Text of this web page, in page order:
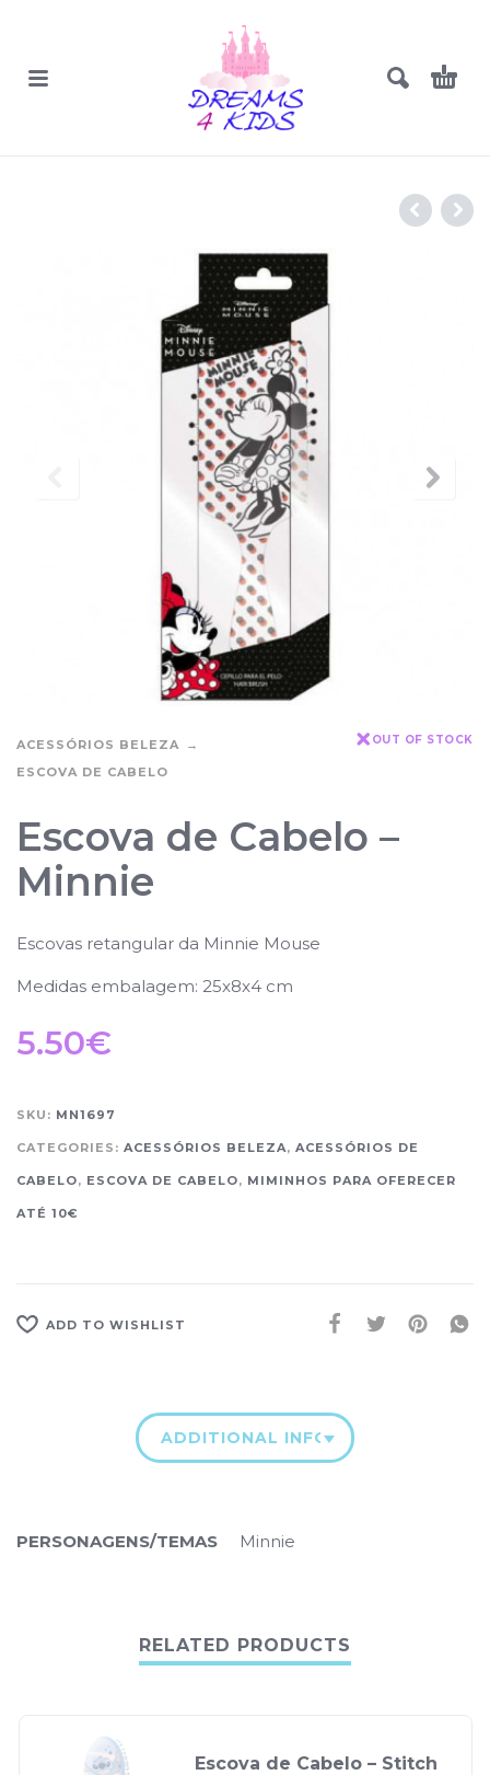
ACESSÓRIOS BELEZA
ESCOVA DE CABELO
OUT OF STOCK
Escova de Cabelo –
Minnie
Escovas retangular da Minnie Mouse
Medidas embalagem: 25x8x4 cm
5.50€
SKU: MN1697
CATEGORIES: ACESSÓRIOS BELEZA, ACESSÓRIOS DE
CABELO, ESCOVA DE CABELO, MIMINHOS PARA OFERECER
ATÉ 10€
ADD TO WISHLIST
ADDITIONAL INFORMATION
PERSONAGENS/TEMAS Minnie
RELATED PRODUCTS
Escova de Cabelo – Stitch